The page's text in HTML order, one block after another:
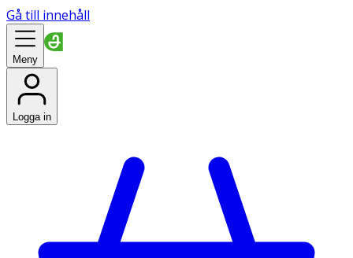
Gå till innehåll
Meny
Logga in